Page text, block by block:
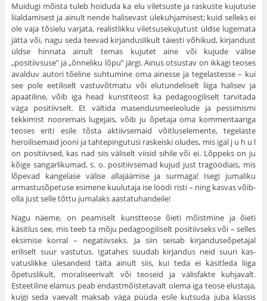
Muidugi mõista tuleb hoiduda ka elu viletsuste ja raskuste kuju­tuse
liialdamisest ja ainult nende halisevast ülekuhjamisest; kuid selleks ei
ole vaja tõsielu varjata, realistlikku viletsusekujutust üldse lugemata
jätta või, nagu seda teevad kirjanduslikult täiesti võhikud, kirjandust
üldse hinnata ainult temas kujutet aine või kujude välise
„positiivsuse” ja „õnneliku lõpu” järgi. Ainus otsustav on ikkagi teoses
avalduv autori tõeline suhtumine oma ainesse ja tegelastesse – kui
see pole eetiliselt vastuvõtmatu või elutundeliselt liiga halisev ja
apaatiline, võib iga head kunstiteost ka pedagoogiliselt tarvitada
väga positiivselt. Et vältida masendusmeeleolude ja pessimismi
tekkimist nooremais lugejais, võib ju õpetaja oma kommentaariga
teoses eriti esile tõsta aktiivsemaid võitluselemente, tegelaste
heroilisemaid jooni ja tahtepingutusi raskeiski oludes, mis igal j u h u l
on positiivsed, kas nad siis väliselt viisid sihile või ei. Lõppeks on ju
kõige sangarlikumad, s. o. positiivse­mad kujud just tragöödiais, mis
lõpevad kangelase välise allajää­mise ja surmaga! Isegi jumaliku
armastusõpetuse esimene kuulu­taja ise löödi risti – ning kasvas võib-
olla just selle tõttu jumalaks aastatuhandeile!
Nagu näeme, on peamiselt kunstteose õieti mõistmine ja õieti
käsitlus see, mis teeb ta mõju pedagoogiliselt positiivseks või – selles
eksimise korral – negatiivseks. Ja siin seisab kirjanduseõpetajal
eriliselt suur vastutus. Igatahes suudab kirjandus neid suuri kas­
vatuslikke ülesandeid täita ainult siis, kui teda ei käsitleda liiga
õpetuslikult, moraliseerivalt või teoseid ja välisfakte kuhjavalt.
Esteetiline elamus peab endastmõistetavalt olema iga teose elustaja,
kuigi seda vaevalt maksab väga püüda esile kutsuda juba klassis